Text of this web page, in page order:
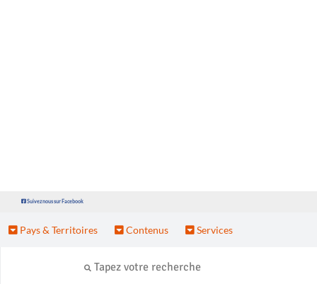
Suivez nous sur Facebook
Pays & Territoires Contenus Services